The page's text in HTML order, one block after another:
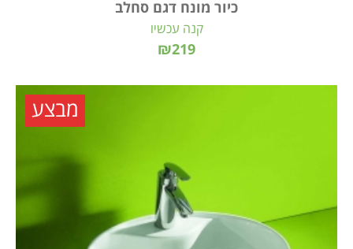
כיור מונח דגם סחלב
₪219
קנה עכשיו
מבצע